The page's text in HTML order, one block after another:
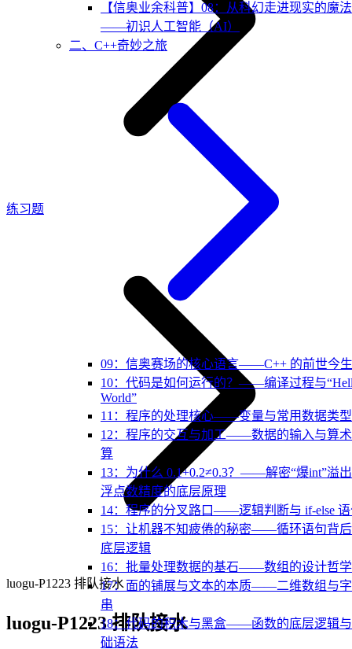
【信奥业余科普】08：从科幻走进现实的魔法
——初识人工智能（AI）
二、C++奇妙之旅
09：信奥赛场的核心语言——C++ 的前世今生
10：代码是如何运行的？——编译过程与
World”
11：程序的处理核心——变量与常用数据类型
12：程序的交互与加工——数据的输入与算
算
13：为什么 0.1+0.2≠0.3？——解密“爆int”溢
浮点数精度的底层原理
14：程序的分叉路口——逻辑判断与 if-else
15：让机器不知疲倦的秘密——循环语句背
底层逻辑
16：批量处理数据的基石——数组的设计哲学
17：面的铺展与文本的本质——二维数组与
串
18：代码的积木与黑盒——函数的底层逻辑
础语法
练习题
luogu-P1223 排队接水
luogu-P1223 排队接水